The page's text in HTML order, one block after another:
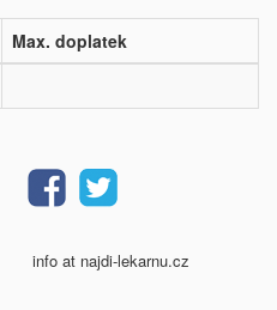
Max. doplatek
info at najdi-lekarnu.cz